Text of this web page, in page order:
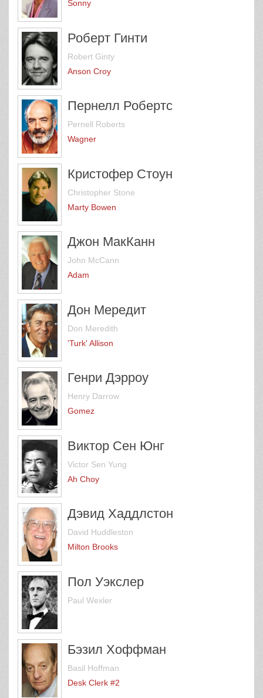
Sonny
Роберт Гинти
Robert Ginty
Anson Croy
Пернелл Робертс
Pernell Roberts
Wagner
Кристофер Стоун
Christopher Stone
Marty Bowen
Джон МакКанн
John McCann
Adam
Дон Мередит
Don Meredith
'Turk' Allison
Генри Дэрроу
Henry Darrow
Gomez
Виктор Сен Юнг
Victor Sen Yung
Ah Choy
Дэвид Хаддлстон
David Huddleston
Milton Brooks
Пол Уэкслер
Paul Wexler
Бэзил Хоффман
Basil Hoffman
Desk Clerk #2